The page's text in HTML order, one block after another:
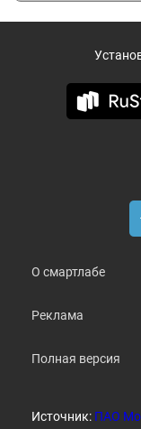
О смартлабе
Реклама
Полная версия
Источник: ПАО